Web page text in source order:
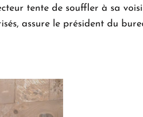
tente de souffler à sa
assure le président du